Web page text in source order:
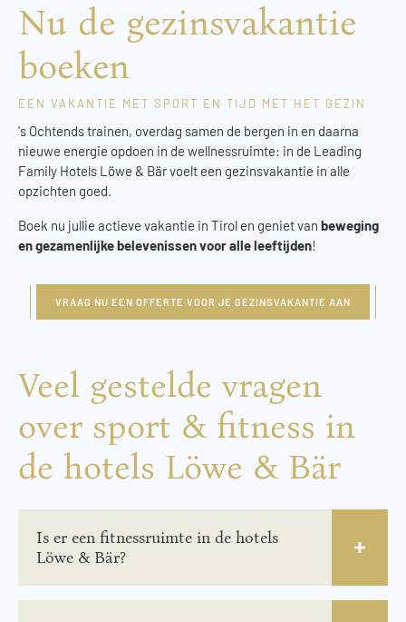
Nu de gezinsvakantie
boeken
EEN VAKANTIE MET SPORT EN TIJD MET HET GEZIN
's Ochtends trainen, overdag samen de bergen in en daarna
nieuwe energie opdoen in de wellnessruimte: in de Leading
Family Hotels Löwe & Bär voelt een gezinsvakantie in alle
opzichten goed.
Boek nu jullie actieve vakantie in Tirol en geniet van beweging
en gezamenlijke belevenissen voor alle leeftijden!
VRAAG NU EEN OFFERTE VOOR JE GEZINSVAKANTIE AAN
Veel gestelde vragen
over sport & fitness in
de hotels Löwe & Bär
Is er een fitnessruimte in de hotels
Löwe & Bär?